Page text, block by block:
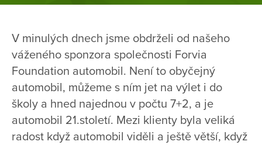
V minulých dnech jsme obdrželi od našeho
váženého sponzora společnosti Forvia
Foundation automobil. Není to obyčejný
automobil, můžeme s ním jet na výlet i do
školy a hned najednou v počtu 7+2, a je
automobil 21.století. Mezi klienty byla veliká
radost když automobil viděli a ještě větší, když